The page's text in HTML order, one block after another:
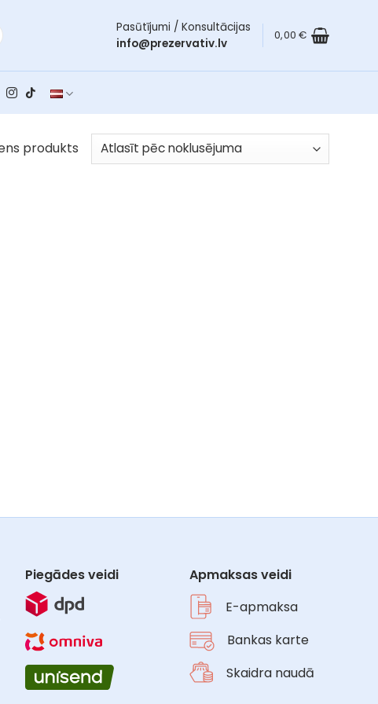
Pasūtījumi / Konsultācijas
info@prezervativ.lv
0,00€
produkts
Piegādes veidi
Apmaksas veidi
E-apmaksa
Bankas karte
Skaidra naudā